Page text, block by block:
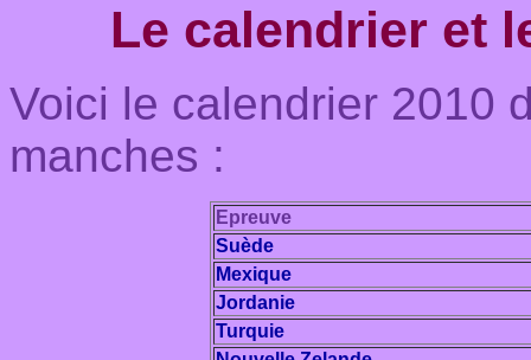
Le calendrier et
Voici le calendrier 2010
manches :
Epreuve
Suède
Mexique
Jordanie
Turquie